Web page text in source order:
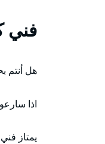
فني
هل أنتم
اذا
يمتاز